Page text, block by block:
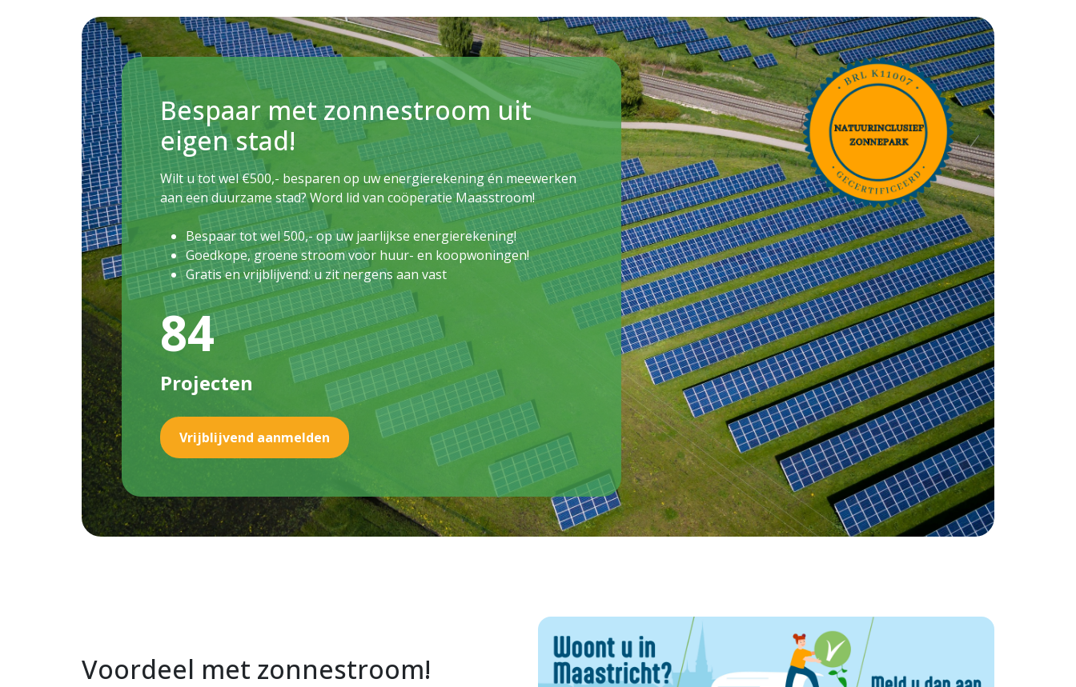
Bespaar met zonnestroom uit
eigen stad!
Wilt u tot wel €500,- besparen op uw energierekening én meewerken
aan een duurzame stad? Word lid van coöperatie Maasstroom!
Bespaar tot wel 500,- op uw jaarlijkse energierekening!
Goedkope, groene stroom voor huur- en koopwoningen!
Gratis en vrijblijvend: u zit nergens aan vast
84
Projecten
Vrijblijvend aanmelden
Voordeel met zonnestroom!